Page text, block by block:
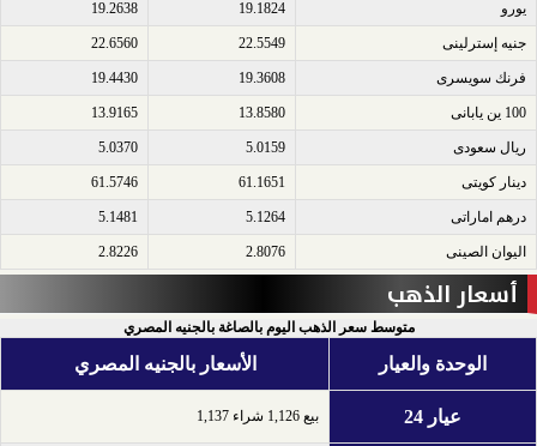
يورو​ 19.1824
19.2638
جنيه إسترلينى​ 22.5549
22.6560
فرنك سويسرى​ 19.3608
19.4430
100 ين يابانى​ 13.8580
13.9165
ريال سعودى​ 5.0159
5.0370
دينار كويتى​ 61.1651
61.5746
درهم اماراتى​ 5.1264
5.1481
اليوان الصينى​ 2.8076
2.8226
أسعار الذهب
متوسط سعر الذهب اليوم بالصاغة بالجنيه المصري
الوحدة والعيار الأسعار بالجنيه المصري
عيار 24 بيع 1,126 شراء 1,137